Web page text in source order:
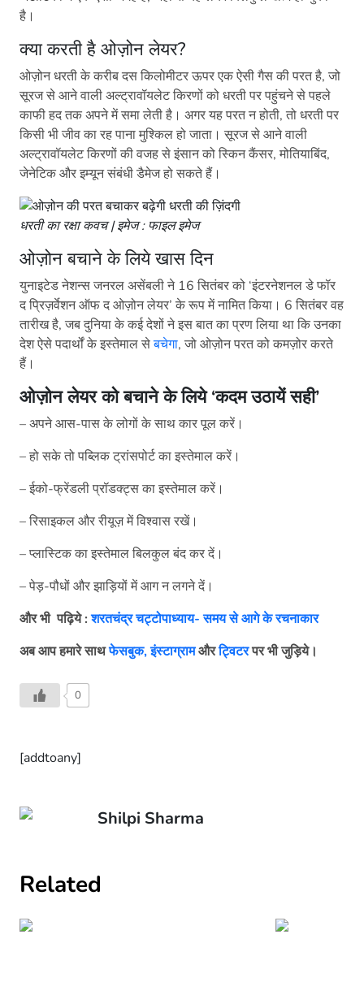
है।
क्या करती है ओज़ोन लेयर?
ओज़ोन धरती के करीब दस किलोमीटर ऊपर एक ऐसी गैस की परत है, जो
सूरज से आने वाली अल्ट्रावॉयलेट किरणों को धरती पर पहुंचने से पहले
काफी हद तक अपने में समा लेती है। अगर यह परत न होती, तो धरती पर
किसी भी जीव का रह पाना मुश्किल हो जाता। सूरज से आने वाली
अल्ट्रावॉयलेट किरणों की वजह से इंसान को स्किन कैंसर, मोतियाबिंद,
जेनेटिक और इम्यून संबंधी डैमेज हो सकते हैं।
धरती का रक्षा कवच | इमेज : फाइल इमेज
ओज़ोन बचाने के लिये खास दिन
युनाइटेड नेशन्स जनरल असेंबली ने 16 सितंबर को ‘इंटरनेशनल डे फॉर
द प्रिज़र्वेशन ऑफ द ओज़ोन लेयर’ के रूप में नामित किया। 6 सितंबर वह
तारीख है, जब दुनिया के कई देशों ने इस बात का प्रण लिया था कि उनका
देश ऐसे पदार्थों के इस्तेमाल सेबचेगा, जो ओज़ोन परत को कमज़ोर करते
हैं।
ओज़ोन लेयर को बचाने के लिये ‘कदम उठायें सही’
– अपने आस-पास के लोगों के साथ कार पूल करें।
– हो सके तो पब्लिक ट्रांसपोर्ट का इस्तेमाल करें।
– ईको-फ्रेंडली प्रॉडक्ट्स का इस्तेमाल करें।
– रिसाइकल और रीयूज़ में विश्वास रखें।
– प्लास्टिक का इस्तेमाल बिलकुल बंद कर दें।
– पेड़-पौधों और झाड़ियों में आग न लगने दें।
और भी पढ़िये: शरतचंद्र चट्टोपाध्याय- समय से आगे के रचनाकार
अब आप हमारे साथफेसबुक,इंस्टाग्रामऔरट्विटरपर भी जुड़िये।
0
[addtoany]
Shilpi Sharma
Related